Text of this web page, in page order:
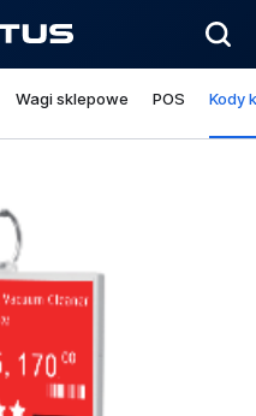
Wagi sklepowe POS Kody